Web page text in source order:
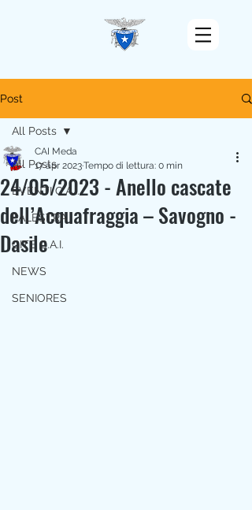
Post
All Posts
EVENTI C.A.I.
PALESTRA
GITE C.A.I.
NEWS
SENIORES
All Posts
24/05/2023 - Anello cascate
dell’Acquafraggia – Savogno -
Dasile
CAI Meda
17 apr 2023Tempo di lettura: 0 min